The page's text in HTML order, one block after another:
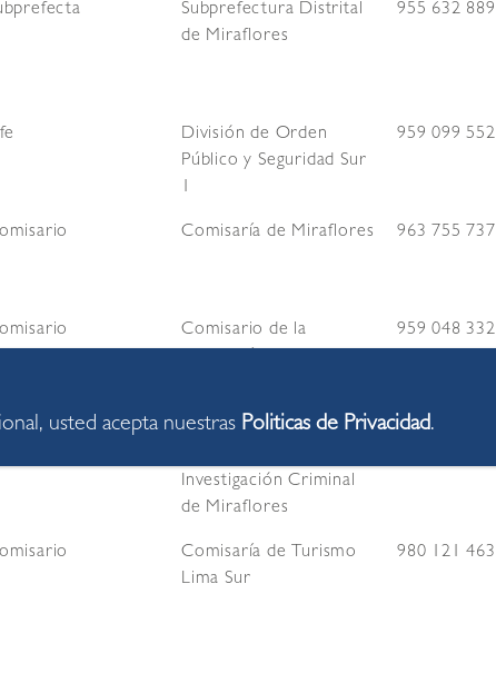
Subprefectura Distrital
de Miraflores
955 632 889
División de Orden
Público y Seguridad Sur
1
959 099 552
Comisaría de Miraflores 963 755 737
Comisario de la
959 048 332
Investigación Criminal
de Miraflores
Comisaría de Turismo
Lima Sur
980 121 463
usted acepta nuestras Politicas de Privacidad.